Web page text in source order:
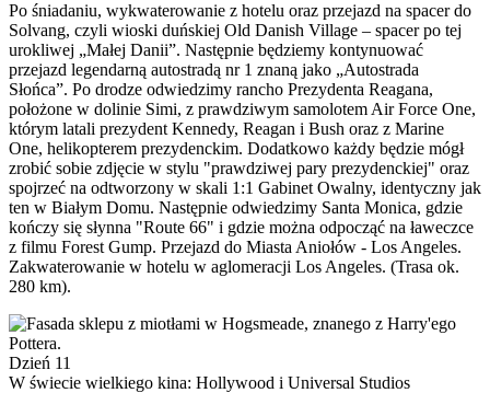
Po śniadaniu, wykwaterowanie z hotelu oraz przejazd na spacer do
Solvang, czyli wioski duńskiej Old Danish Village – spacer po tej
urokliwej „Małej Danii”. Następnie będziemy kontynuować
przejazd legendarną autostradą nr 1 znaną jako „Autostrada
Słońca”. Po drodze odwiedzimy rancho Prezydenta Reagana,
położone w dolinie Simi, z prawdziwym samolotem Air Force One,
którym latali prezydent Kennedy, Reagan i Bush oraz z Marine
One, helikopterem prezydenckim. Dodatkowo każdy będzie mógł
zrobić sobie zdjęcie w stylu "prawdziwej pary prezydenckiej" oraz
spojrzeć na odtworzony w skali 1:1 Gabinet Owalny, identyczny jak
ten w Białym Domu. Następnie odwiedzimy Santa Monica, gdzie
kończy się słynna "Route 66" i gdzie można odpocząć na ławeczce
z filmu Forest Gump. Przejazd do Miasta Aniołów - Los Angeles.
Zakwaterowanie w hotelu w aglomeracji Los Angeles. (Trasa ok.
280 km).
Dzień 11
W świecie wielkiego kina: Hollywood i Universal Studios